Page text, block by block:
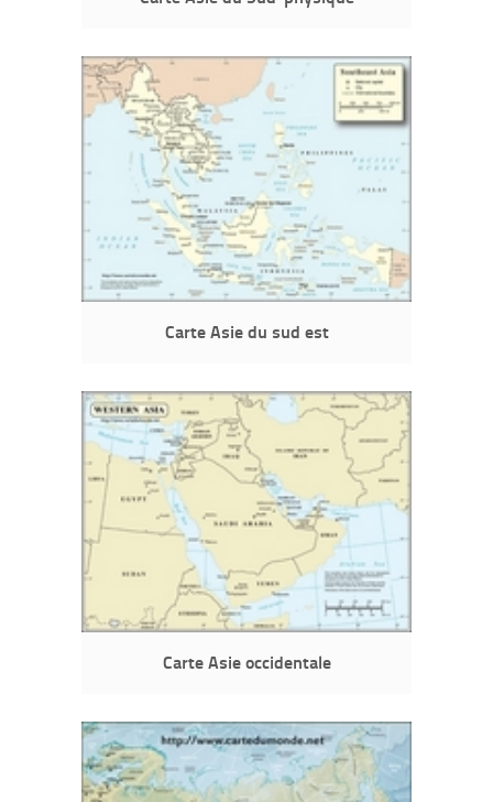
Carte Asie du sud est
Carte Asie occidentale